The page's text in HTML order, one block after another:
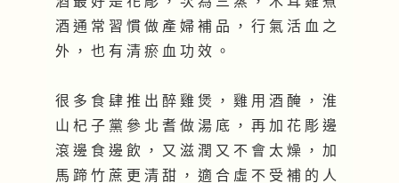
酒 通 常 習 慣 做 產 婦 補 品 ， 行 氣 活 血 之
外 ， 也 有 清 瘀 血 功 效 。
很 多 食 肆 推 出 醉 雞 煲 ， 雞 用 酒 醃 ， 淮
山 杞 子 黨 參 北 耆 做 湯 底 ， 再 加 花 彫 邊
滾 邊 食 邊 飲 ， 又 滋 潤 又 不 會 太 燥 ， 加
馬 蹄 竹 蔗 更 清 甜 ， 適 合 虛 不 受 補 的 人